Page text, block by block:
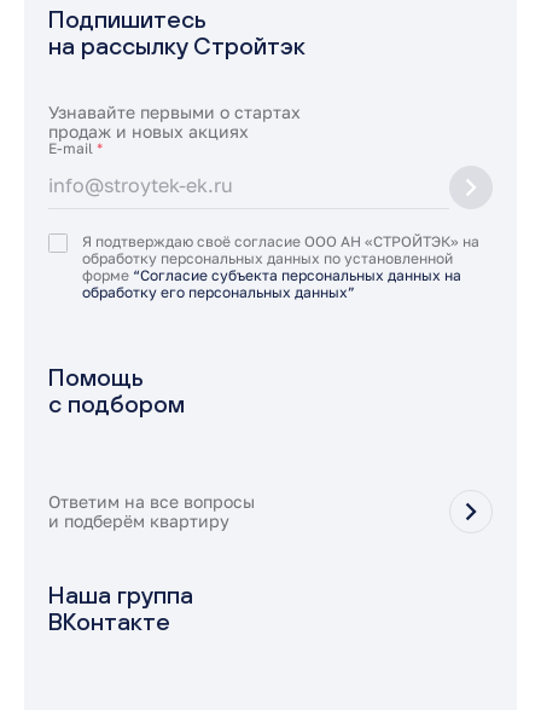
Подпишитесь
на рассылку Стройтэк
Узнавайте первыми о стартах
продаж и новых акциях
E-mail *
Я подтверждаю своё согласие ООО АН «СТРОЙТЭК» на
обработку персональных данных по установленной
форме “Согласие субъекта персональных данных на
обработку его персональных данных”
Помощь
с подбором
Ответим на все вопросы
и подберём квартиру
Наша группа
ВКонтакте